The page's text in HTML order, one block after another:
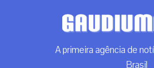
A primeira agência de
Brasil